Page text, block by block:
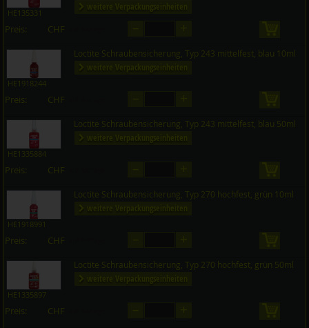
HE135331
weitere Verpackungseinheiten
Preis: CHF
HE1918244
Loctite Schraubensicherung, Typ 243 mittelfest, blau 10ml
weitere Verpackungseinheiten
Preis: CHF
HE1335884
Loctite Schraubensicherung, Typ 243 mittelfest, blau 50ml
weitere Verpackungseinheiten
Preis: CHF
HE1918991
Loctite Schraubensicherung, Typ 270 hochfest, grün 10ml
weitere Verpackungseinheiten
Preis: CHF
HE1335897
Loctite Schraubensicherung, Typ 270 hochfest, grün 50ml
weitere Verpackungseinheiten
Preis: CHF